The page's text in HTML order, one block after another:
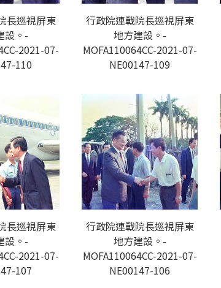
長巡視屏東
設。-
2021-07-
110
行政院連戰院長巡視屏東
地方建設。-
MOFA110064CC-2021-07-
NE00147-109
長巡視屏東
設。-
2021-07-
107
行政院連戰院長巡視屏東
地方建設。-
MOFA110064CC-2021-07-
NE00147-106